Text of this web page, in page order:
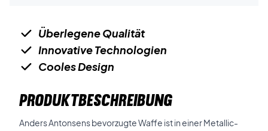
Überlegene Qualität
Innovative Technologien
Cooles Design
PRODUKTBESCHREIBUNG
Anders Antonsens bevorzugte Waffe ist in einer Metallic-